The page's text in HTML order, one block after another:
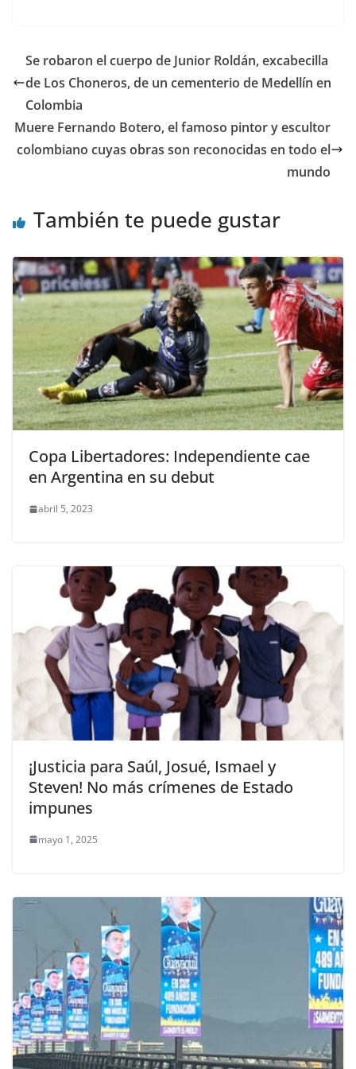
er e
b
o
k
s
A
p
gr
a
di
t
l e
dI
p
ar
Se robaron el cuerpo de Junior Roldán, excabecilla
de Los Choneros, de un cementerio de Medellín en
Colombia
Muere Fernando Botero, el famoso pintor y escultor
colombiano cuyas obras son reconocidas en todo el
mundo
También te puede gustar
Copa Libertadores: Independiente cae
en Argentina en su debut
abril 5, 2023
¡Justicia para Saúl, Josué, Ismael y
Steven! No más crímenes de Estado
impunes
mayo 1, 2025